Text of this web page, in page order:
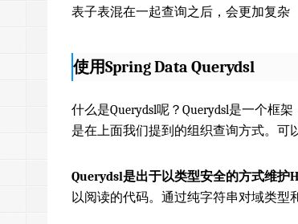
表子表混在一起查询之后，会更加复杂
使用Spring Data Querydsl
什么是Querydsl呢？Querydsl是一个框
是在上面我们提到的组织查询方式。可
Querydsl是出于以类型安全的方式维护
以阅读的代码。通过纯字符串对域类型